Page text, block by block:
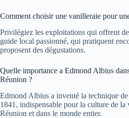
Comment choisir une vanilleraie pour
Privilégiez les exploitations qui offrent
guide local passionné, qui pratiquent
proposent des dégustations.
Quelle importance a Edmond Albius
Réunion ?
Edmond Albius a inventé la technique
1841, indispensable pour la culture de
Réunion et dans le monde entier.